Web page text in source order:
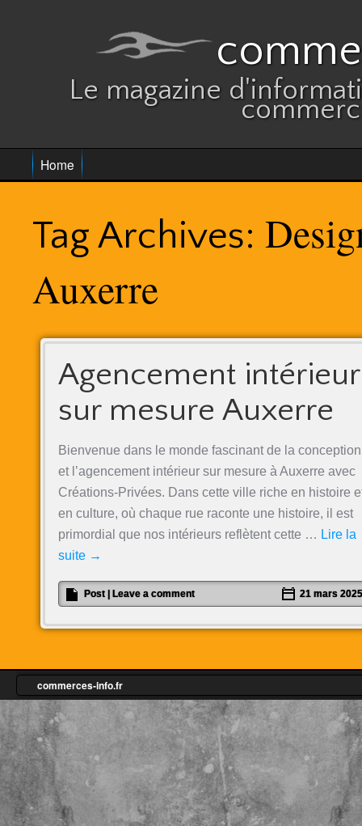
Le magazine
Home
Tag Archives:
Auxerre
Agencement intérieur
sur mesure Auxerre
Bienvenue dans le monde fascinant de la conception
et l’agencement intérieur sur mesure à Auxerre avec
Créations-Privées. Dans cette ville riche en histoire
en culture, où chaque rue raconte une histoire, il est
primordial que nos intérieurs reflètent cette … Lire la
suite →
Post Leave a comment 21 mars 2025
commerces-info.fr